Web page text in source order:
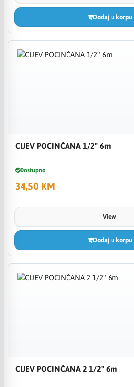
Dodaj u korpu
CIJEV POCINČANA 1/2" 6m
Dostupno
34,50 KM
View
Dodaj u korpu
CIJEV POCINČANA 2 1/2" 6m